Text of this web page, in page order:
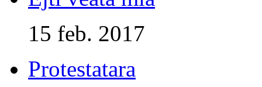
15 feb. 2017
Protestatara